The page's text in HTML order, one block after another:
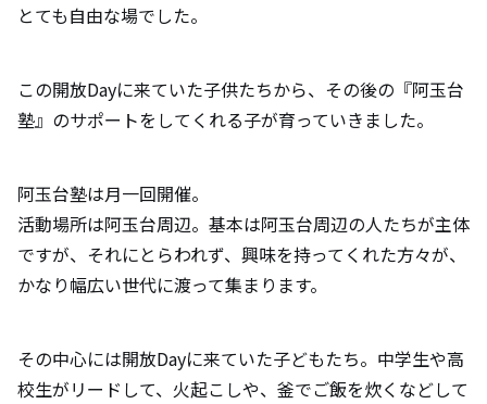
とても自由な場でした。
この開放Dayに来ていた子供たちから、その後の『阿玉台
塾』のサポートをしてくれる子が育っていきました。
阿玉台塾は月一回開催。
活動場所は阿玉台周辺。基本は阿玉台周辺の人たちが主体
ですが、それにとらわれず、興味を持ってくれた方々が、
かなり幅広い世代に渡って集まります。
その中心には開放Dayに来ていた子どもたち。中学生や高
校生がリードして、火起こしや、釜でご飯を炊くなどして